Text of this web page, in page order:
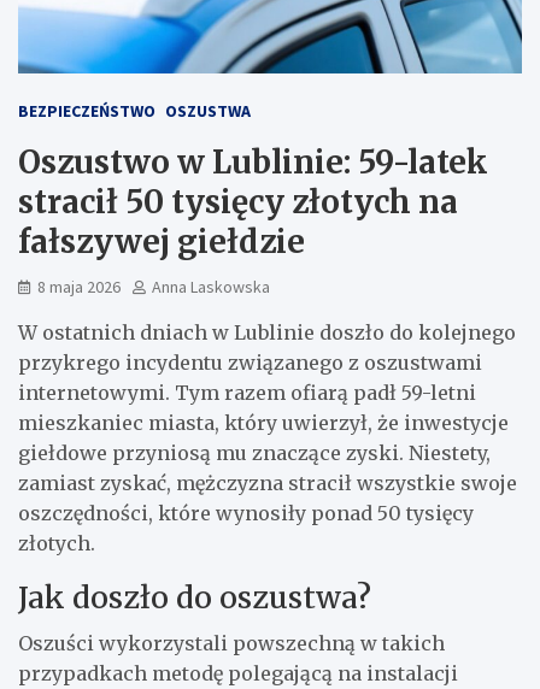
BEZPIECZEŃSTWO OSZUSTWA
Oszustwo w Lublinie: 59-latek
stracił 50 tysięcy złotych na
fałszywej giełdzie
8 maja 2026 Anna Laskowska
W ostatnich dniach w Lublinie doszło do kolejnego
przykrego incydentu związanego z oszustwami
internetowymi. Tym razem ofiarą padł 59-letni
mieszkaniec miasta, który uwierzył, że inwestycje
giełdowe przyniosą mu znaczące zyski. Niestety,
zamiast zyskać, mężczyzna stracił wszystkie swoje
oszczędności, które wynosiły ponad 50 tysięcy
złotych.
Jak doszło do oszustwa?
Oszuści wykorzystali powszechną w takich
przypadkach metodę polegającą na instalacji